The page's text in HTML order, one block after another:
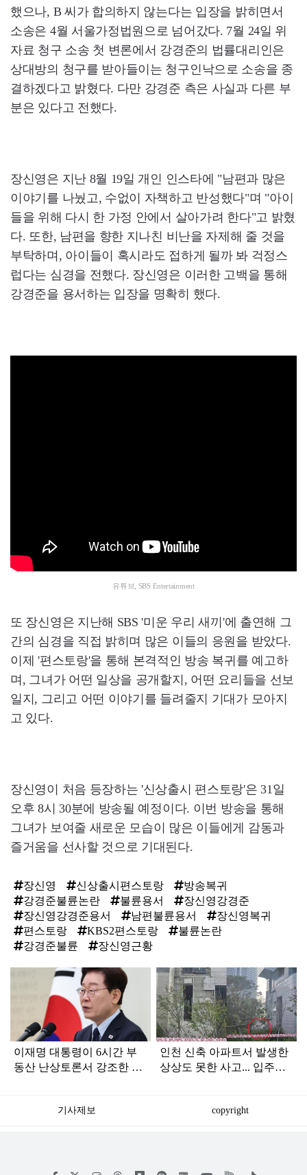
했으나, B 씨가 합의하지 않는다는 입장을 밝히면서
소송은 4월 서울가정법원으로 넘어갔다. 7월 24일 위
자료 청구 소송 첫 변론에서 강경준의 법률대리인은
상대방의 청구를 받아들이는 청구인낙으로 소송을 종
결하겠다고 밝혔다. 다만 강경준 측은 사실과 다른 부
분은 있다고 전했다.
장신영은 지난 8월 19일 개인 인스타에 "남편과 많은
이야기를 나눴고, 수없이 자책하고 반성했다"며 "아이
들을 위해 다시 한 가정 안에서 살아가려 한다"고 밝혔
다. 또한, 남편을 향한 지나친 비난을 자제해 줄 것을
부탁하며, 아이들이 혹시라도 접하게 될까 봐 걱정스
럽다는 심경을 전했다. 장신영은 이러한 고백을 통해
강경준을 용서하는 입장을 명확히 했다.
유튜브, SBS Entertainment
또 장신영은 지난해 SBS '미운 우리 새끼'에 출연해 그
간의 심경을 직접 밝히며 많은 이들의 응원을 받았다.
이제 '편스토랑'을 통해 본격적인 방송 복귀를 예고하
며, 그녀가 어떤 일상을 공개할지, 어떤 요리들을 선보
일지, 그리고 어떤 이야기를 들려줄지 기대가 모아지
고 있다.
장신영이 처음 등장하는 '신상출시 편스토랑'은 31일
오후 8시 30분에 방송될 예정이다. 이번 방송을 통해
그녀가 보여줄 새로운 모습이 많은 이들에게 감동과
즐거움을 선사할 것으로 기대된다.
장신영 신상출시편스토랑
방송복귀
강경준불륜논란
불륜용서
장신영강경준
장신영강경준용서
남편불륜용서
장신영복귀
편스토랑
KBS2편스토랑
불륜논란
강경준불륜
장신영근황
이재명 대통령이 6시간 부
동산 난상토론서 강조한 내
인천 신축 아파트서 발생한
상상도 못한 사고... 입주민
기사제보 copyright